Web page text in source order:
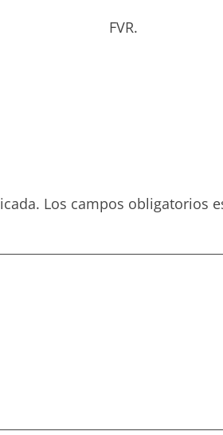
FVR.
Los campos obligatorios